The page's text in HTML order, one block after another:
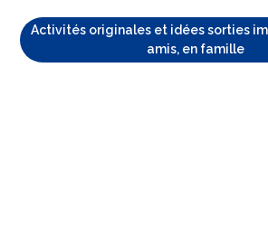
Activités originales et idées sorties
amis, en famille